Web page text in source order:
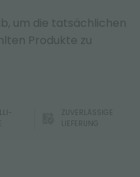
um die tatsächlichen
Produkte zu
ZUVERLÄSSIGE
LIEFERUNG